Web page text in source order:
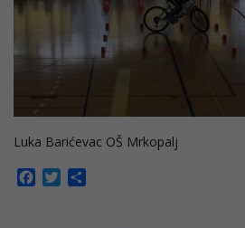
Luka Barićevac OŠ Mrkopalj
Facebook
Twitter